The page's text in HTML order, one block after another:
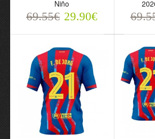
69.55€
Niño
69.55€ 29.90€